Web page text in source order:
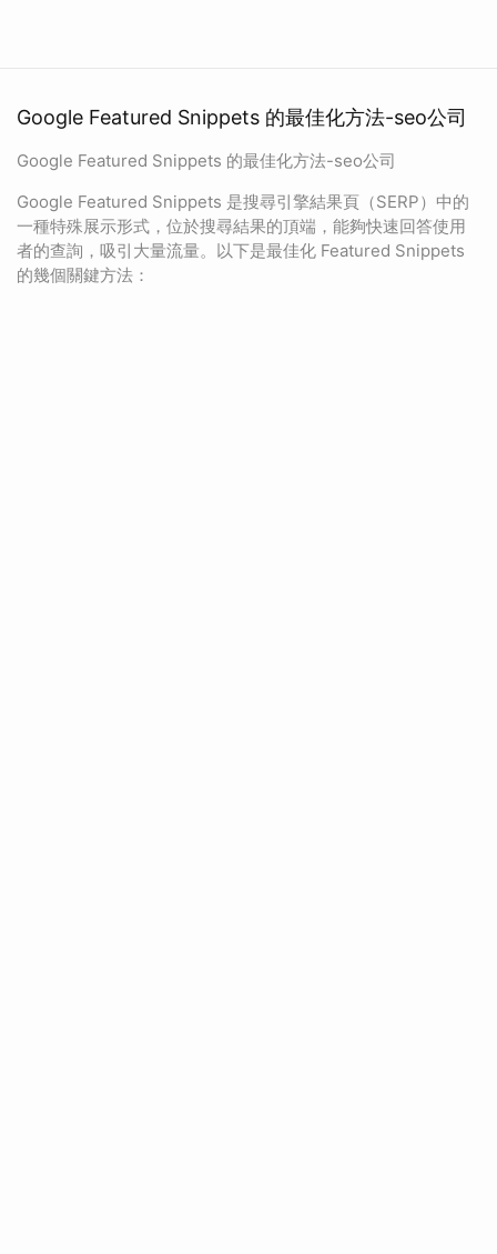
Google Featured Snippets 的最佳化方法-seo公司
Google Featured Snippets 的最佳化方法-seo公司
Google Featured Snippets 是搜尋引擎結果頁（SERP）中的
一種特殊展示形式，位於搜尋結果的頂端，能夠快速回答使用
者的查詢，吸引大量流量。以下是最佳化 Featured Snippets
的幾個關鍵方法：